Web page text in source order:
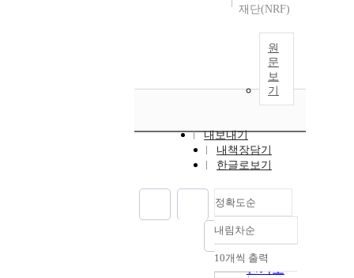
재단(NRF)
원
문
보
기
내보내기
내책장담기
한글로보기
정확도순
정확도
순
인기도
내림차순
내림차순
10개씩 출력